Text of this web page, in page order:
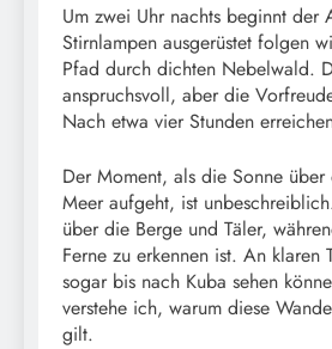
Um zwei Uhr nachts beginnt der
Stirnlampen ausgerüstet folgen
Pfad durch dichten Nebelwald.
anspruchsvoll, aber die
Nach etwa vier Stunden
Der Moment, als die Sonne über
Meer aufgeht, ist
über die Berge und Täler,
Ferne zu erkennen ist. An klaren
sogar bis nach Kuba sehen
verstehe ich, warum diese
gilt.